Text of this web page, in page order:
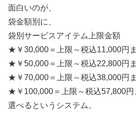
面白いのが、
袋金額別に、
袋別サービスアイテム上限金額
★￥30,000＝上限～税込11,000円
★￥50,000＝上限～税込22,800円
★￥70,000＝上限～税込38,000円
★￥100,000＝上限～税込57,800円
選べるというシステム。